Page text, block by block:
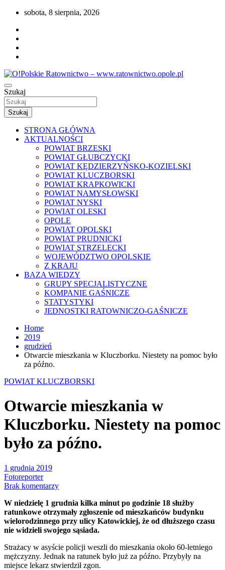
Przejdź
treści
sobota, 8 sierpnia, 2026
O!Polskie Ratownictwo –
www.ratownictwo.opole.pl
Portal opolskiego i polskiego ratownictwa.
Szukaj
Szukaj
STRONA GŁÓWNA
AKTUALNOŚCI
POWIAT BRZESKI
POWIAT GŁUBCZYCKI
POWIAT KĘDZIERZYŃSKO-KOZIELSKI
POWIAT KLUCZBORSKI
POWIAT KRAPKOWICKI
POWIAT NAMYSŁOWSKI
POWIAT NYSKI
POWIAT OLESKI
OPOLE
POWIAT OPOLSKI
POWIAT PRUDNICKI
POWIAT STRZELECKI
WOJEWÓDZTWO OPOLSKIE
Z KRAJU
BAZA WIEDZY
GRUPY SPECJALISTYCZNE
KOMPANIE GAŚNICZE
STATYSTYKI
JEDNOSTKI RATOWNICZO-GAŚNICZE
Home
2019
grudzień
Otwarcie mieszkania w Kluczborku. Niestety na pomoc było
za późno.
POWIAT KLUCZBORSKI
Otwarcie mieszkania w
Kluczborku. Niestety na pomoc
było za późno.
1 grudnia 2019
Fotoreporter
Brak komentarzy
W niedzielę 1 grudnia kilka minut po godzinie 18 służby
ratunkowe otrzymały zgłoszenie od mieszkańców budynku
wielorodzinnego przy ulicy Katowickiej, że od dłuższego czasu
nie widzieli swojego sąsiada.
Strażacy w asyście policji weszli do mieszkania około 60-letniego
mężczyzny. Jednak na ratunek było już za późno. Przybyły na
miejsce lekarz stwierdził zgon.